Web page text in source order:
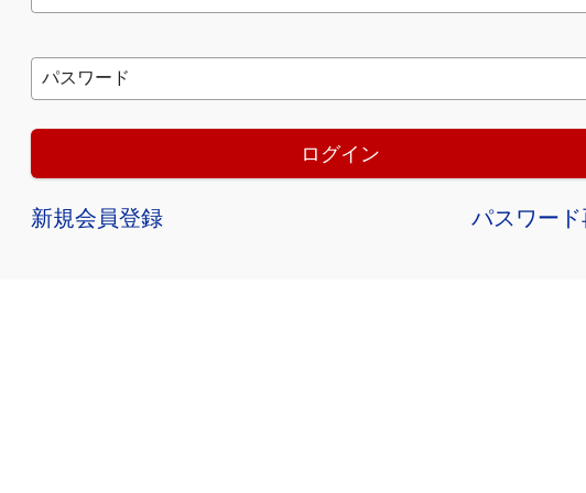
パスワード
ログイン
新規会員登録 パスワー